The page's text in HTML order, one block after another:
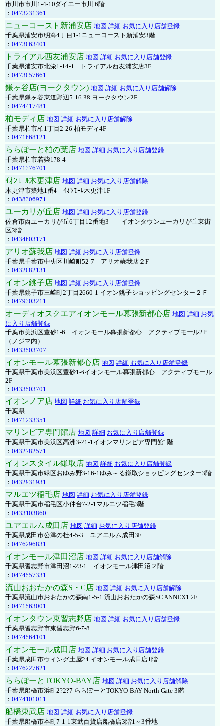
市川市市川1-4-10ダイエー市川 6階
： 0473231361
ニューコースト新浦安店 地図 詳細 お気に入り店舗登録
千葉県浦安市明海4丁目1-1ニューコースト新浦安3階
： 0473063401
トライアル西友浦安店 地図 詳細 お気に入り店舗登録
千葉県浦安市北栄1-14-1 トライアル西友浦安店3F
： 0473057661
鎌ヶ谷店(ヨークタウン) 地図 詳細 お気に入り店舗解除
千葉県鎌ヶ谷東道野辺5-16-38 ヨークタウン2F
： 0474417481
柏モディ店 地図 詳細 お気に入り店舗解除
千葉県柏市柏1丁目2-26 柏モディ4F
： 0471668121
ららぽーと柏の葉店 地図 詳細 お気に入り店舗登録
千葉県柏市若柴178-4
： 0471376701
ｲｵﾝﾓｰﾙ木更津店 地図 詳細 お気に入り店舗解除
木更津市築地1番4 ｲｵﾝﾓｰﾙ木更津1F
： 0438306971
ユーカリが丘店 地図 詳細 お気に入り店舗登録
佐倉市西ユーカリが丘6丁目12番地3 イオンタウンユーカリが丘東街
区3階
： 0434603171
アリオ蘇我店 地図 詳細 お気に入り店舗登録
千葉県千葉市中央区川崎町52-7 アリオ蘇我店２F
： 0432082131
イオン銚子店 地図 詳細 お気に入り店舗登録
千葉県銚子市三崎町2丁目2660-1 イオン銚子ショッピングセンター２Ｆ
： 0479303211
オーディオスクエアイオンモール幕張新都心店 地図 詳細 お気
に入り店舗登録
千葉市美浜区豊砂1-6 イオンモール幕張新都心 アクティブモール2Ｆ
（ノジマ内）
： 0433503707
イオンモール幕張新都心店 地図 詳細 お気に入り店舗登録
千葉県千葉市美浜区豊砂1-6イオンモール幕張新都心 アクティブモール
2F
： 0433503701
イオンノア店 地図 詳細 お気に入り店舗登録
千葉県
： 0471233351
マリンピア専門館店 地図 詳細 お気に入り店舗登録
千葉県千葉市美浜区高洲3-21-1イオンマリンピア専門館1階
： 0432782571
イオンスタイル鎌取店 地図 詳細 お気に入り店舗登録
千葉県千葉市緑区おゆみ野3-16-1ゆみ～る鎌取ショッピングセンター3階
： 0432931931
マルエツ稲毛店 地図 詳細 お気に入り店舗登録
千葉県千葉市稲毛区小仲台7-2-1マルエツ稲毛3階
： 0433103860
ユアエルム成田店 地図 詳細 お気に入り店舗登録
千葉県成田市公津の杜4-5-3 ユアエルム成田3F
： 0476296831
イオンモール津田沼店 地図 詳細 お気に入り店舗解除
千葉県習志野市津田沼1-23-1 イオンモール津田沼２階
： 0474557331
流山おおたかの森S・C店 地図 詳細 お気に入り店舗解除
千葉県流山市おおたかの森南1-5-1 流山おおたかの森SC ANNEX1 2F
： 0471563001
イオンタウン東習志野店 地図 詳細 お気に入り店舗登録
千葉県習志野市東習志野6-7-8
： 0474564101
イオンモール成田店 地図 詳細 お気に入り店舗登録
千葉県成田市ウイング土屋24 イオンモール成田店1階
： 0476227621
ららぽーとTOKYO-BAY店 地図 詳細 お気に入り店舗解除
千葉県船橋市浜町2?2?7 ららぽーとTOKYO-BAY North Gate 3階
： 0474101011
船橋東武店 地図 詳細 お気に入り店舗登録
千葉県船橋市本町7-1-1東武百貨店船橋店3階1～3番地